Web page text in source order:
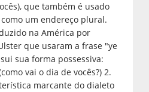
que também é usado
um endereço plural.
na América por
que usaram a frase "ye
sua forma possessiva:
vai o dia de vocês?) 2.
marcante do dialeto